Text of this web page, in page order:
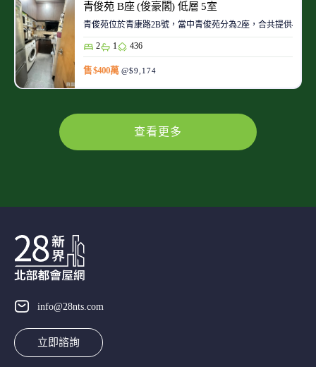
青俊苑 B座 (俊豪閣) 低層 5室
青俊苑位於青康路2B號，當中青俊苑分為2座，合共提供465
2 1 436
售 $400萬 @$9,174
查看更多
info@28nts.com
立即諮詢